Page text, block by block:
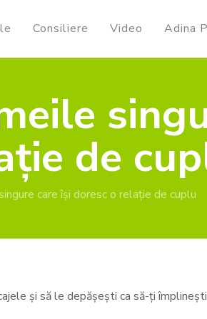
Consiliere Video Adina
de
care își doresc o relație de cuplu
și să le depășești ca să-ți